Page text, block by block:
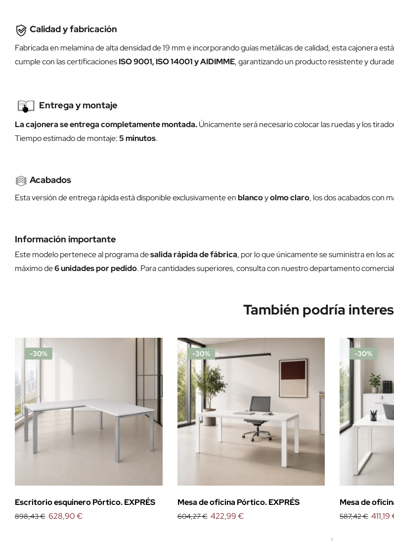
Calidad y fabricación
Fabricada en melamina de alta densidad de 19 mm e incorporando guías metálicas de calidad, esta cajonera
cumple con las certificacionesISO 9001, ISO 14001 y AIDIMME, garantizando un producto resistente y
Entrega y montaje
La cajonera se entrega completamente montada.Únicamente será necesario colocar las ruedas y los
Tiempo estimado de montaje:5 minutos.
Acabados
Esta versión de entrega rápida está disponible exclusivamente enblancoyolmo claro, los dos acabados con
Información importante
Este modelo pertenece al programa desalida rápida de fábrica, por lo que únicamente se suministra en los
máximo de6 unidades por pedido. Para cantidades superiores, consulta con nuestro departamento
También podría
-30%
Escritorio esquinero Pórtico. EXPRÉS
898,43 € 628,90 €
-30%
Mesa de oficina Pórtico. EXPRÉS
604,27 € 422,99 €
-30%
Mesa de
587,42 € 411,19